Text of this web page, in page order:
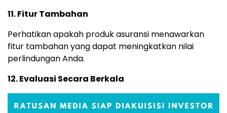
11. Fitur Tambahan
Perhatikan apakah produk asuransi menawarkan
fitur tambahan yang dapat meningkatkan nilai
perlindungan Anda.
12. Evaluasi Secara Berkala